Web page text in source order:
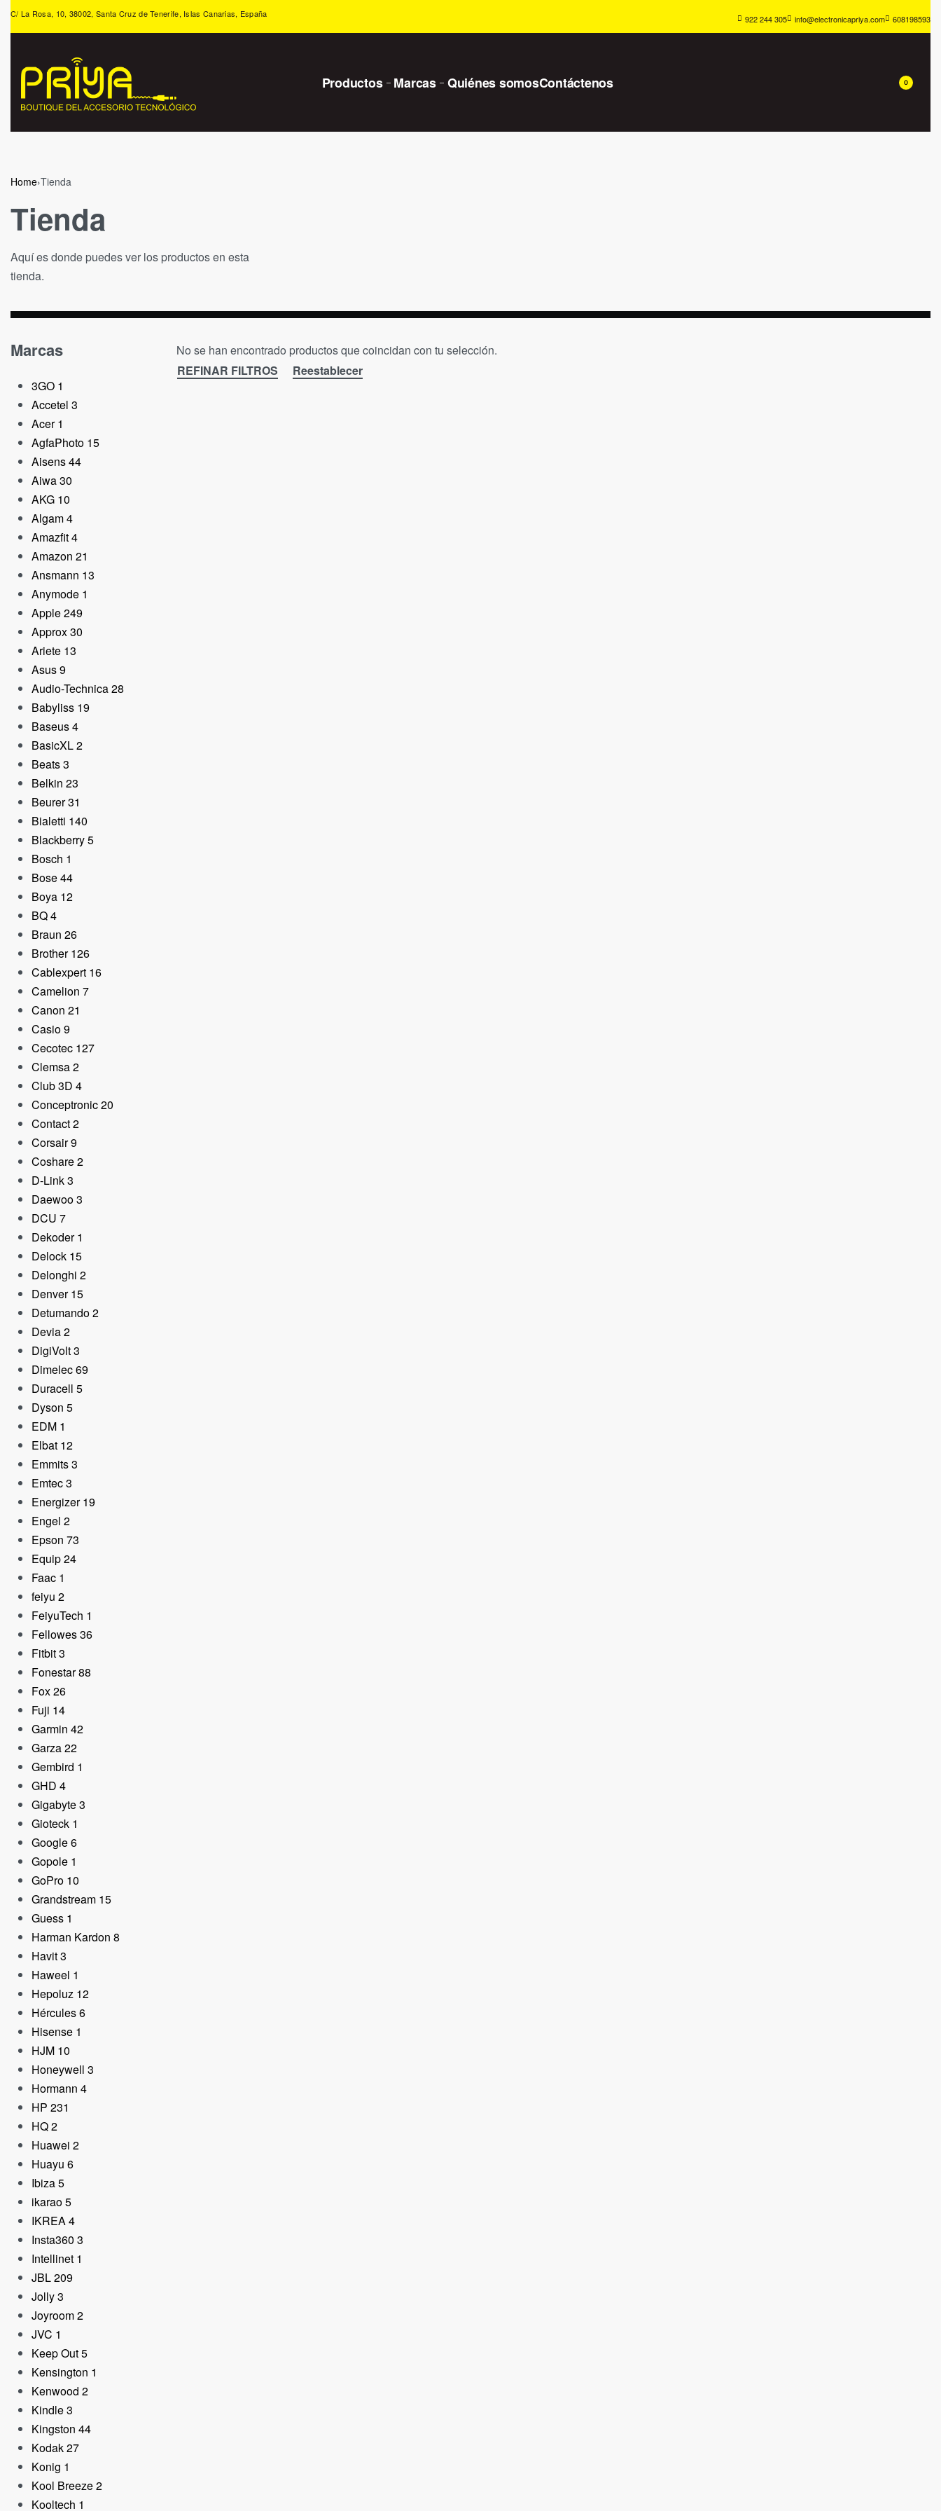
C/ La Rosa, 10, 38002, Santa Cruz de Tenerife, Islas Canarias, España 922 244 305 info@electronicapriya.com 608198593
Productos Marcas Quiénes somosContáctenos 0
Home›Tienda
Tienda
Aquí es donde puedes ver los productos en esta
tienda.
Marcas
3GO 1
Accetel 3
Acer 1
AgfaPhoto 15
Aisens44
Aiwa30
AKG 10
Algam4
Amazfit4
Amazon 21
Ansmann 13
Anymode 1
Apple249
Approx30
Ariete 13
Asus9
Audio-Technica28
Babyliss 19
Baseus4
BasicXL2
Beats3
Belkin 23
Beurer31
Bialetti 140
Blackberry5
Bosch 1
Bose44
Boya 12
BQ4
Braun 26
Brother 126
Cablexpert 16
Camelion 7
Canon 21
Casio9
Cecotec 127
Clemsa2
Club 3D 4
Conceptronic20
Contact2
Corsair9
Coshare2
D-Link3
Daewoo3
DCU 7
Dekoder 1
Delock 15
Delonghi 2
Denver 15
Detumando2
Devia2
DigiVolt3
Dimelec69
Duracell 5
Dyson 5
EDM 1
Elbat 12
Emmits3
Emtec3
Energizer 19
Engel 2
Epson 73
Equip24
Faac 1
feiyu 2
FeiyuTech 1
Fellowes36
Fitbit3
Fonestar88
Fox26
Fuji 14
Garmin 42
Garza22
Gembird 1
GHD 4
Gigabyte3
Gioteck 1
Google6
Gopole 1
GoPro 10
Grandstream 15
Guess 1
Harman Kardon 8
Havit3
Haweel 1
Hepoluz 12
Hércules6
Hisense 1
HJM 10
Honeywell 3
Hormann 4
HP 231
HQ2
Huawei 2
Huayu 6
Ibiza5
ikarao5
IKREA4
Insta360 3
Intellinet 1
JBL209
Jolly3
Joyroom2
JVC 1
Keep Out5
Kensington 1
Kenwood 2
Kindle3
Kingston 44
Kodak27
Konig 1
Kool Breeze2
Kooltech 1
No se han encontrado productos que coincidan con tu selección.
REFINAR FILTROS
Reestablecer